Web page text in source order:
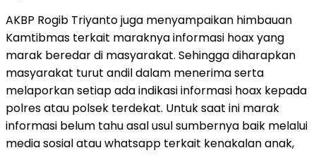
AKBP Rogib Triyanto juga menyampaikan himbauan
Kamtibmas terkait maraknya informasi hoax yang
marak beredar di masyarakat. Sehingga diharapkan
masyarakat turut andil dalam menerima serta
melaporkan setiap ada indikasi informasi hoax kepada
polres atau polsek terdekat. Untuk saat ini marak
informasi belum tahu asal usul sumbernya baik melalui
media sosial atau whatsapp terkait kenakalan anak,